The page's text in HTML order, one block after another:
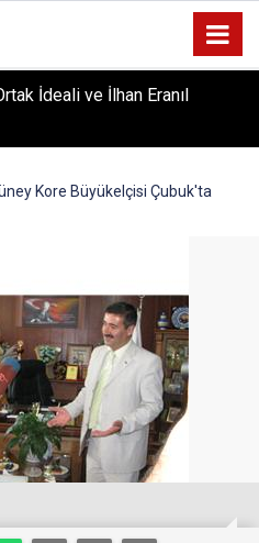
İdeali ve İlhan Eranıl
COŞKUSU: Kursiyerler
Kore Büyükelçisi Çubuk'ta